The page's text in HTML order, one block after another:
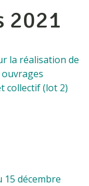
2021
la réalisation de
collectif (lot 2)
décembre